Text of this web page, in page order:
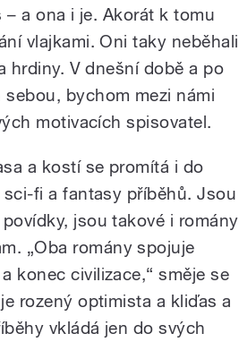
a ona i je. Akorát k tomu
vlajkami. Oni taky neběhali
hrdiny. V dnešní době a po
bychom mezi námi
motivacích spisovatel.
a kostí se promítá i do
sci-fi a fantasy příběhů. Jsou
jsou takové i romány
„Oba romány spojuje
konec civilizace,“ směje se
rozený optimista a kliďas a
vkládá jen do svých